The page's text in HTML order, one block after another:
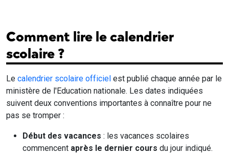
Comment lire le calendrier
scolaire ?
Le calendrier scolaire officiel est publié chaque année par le
ministère de l'Education nationale. Les dates indiquées
suivent deux conventions importantes à connaître pour ne
pas se tromper :
Début des vacances : les vacances scolaires
commencent après le dernier cours du jour indiqué.